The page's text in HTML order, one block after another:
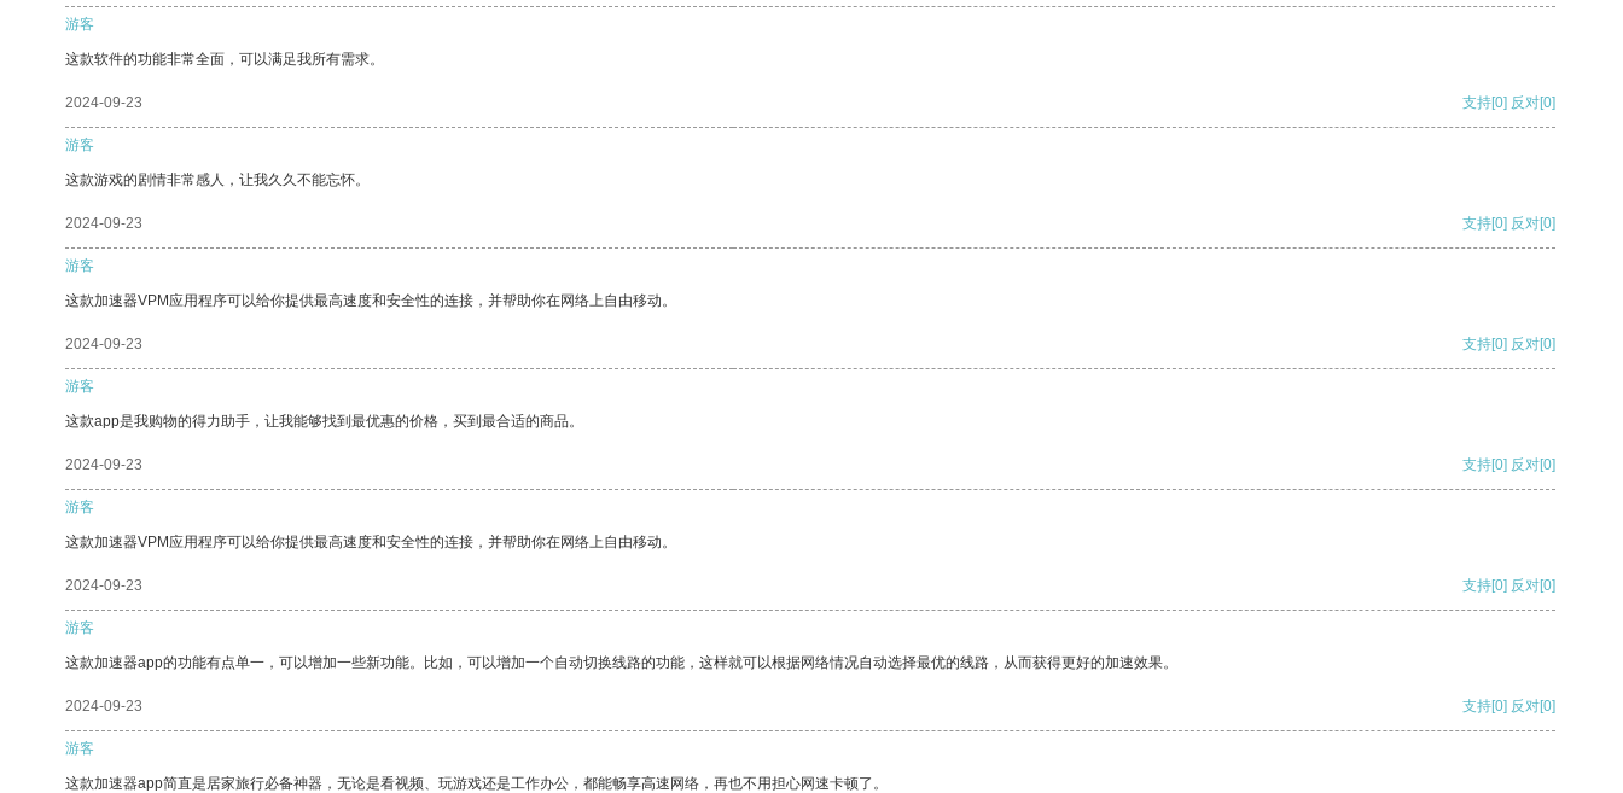
游客
这款软件的功能非常全面，可以满足我所有需求。
2024-09-23 支持[0] 反对[0]
游客
这款游戏的剧情非常感人，让我久久不能忘怀。
2024-09-23 支持[0] 反对[0]
游客
这款加速器VPM应用程序可以给你提供最高速度和安全性的连接，并帮助你在网络上自由移动。
2024-09-23 支持[0] 反对[0]
游客
这款app是我购物的得力助手，让我能够找到最优惠的价格，买到最合适的商品。
2024-09-23 支持[0] 反对[0]
游客
这款加速器VPM应用程序可以给你提供最高速度和安全性的连接，并帮助你在网络上自由移动。
2024-09-23 支持[0] 反对[0]
游客
这款加速器app的功能有点单一，可以增加一些新功能。比如，可以增加一个自动切换线路的功能，这样就可以根据网络情况自动选择最优的线路，从而获得更好的加速效果。
2024-09-23 支持[0] 反对[0]
游客
这款加速器app简直是居家旅行必备神器，无论是看视频、玩游戏还是工作办公，都能畅享高速网络，再也不用担心网速卡顿了。